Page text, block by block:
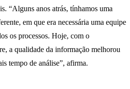
“Alguns anos atrás, tínhamos uma
em que era necessária uma equipe
os processos. Hoje, com o
a qualidade da informação melhorou
tempo de análise”, afirma.